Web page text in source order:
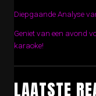
Diepgaande Analyse
Geniet van een avond
karaoke!
LAATSTE